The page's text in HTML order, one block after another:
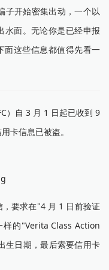
子开始密集出动，一个以
水面。无论你是已经申报
面这些信息都值得先看一
）自 3 月 1 日起已收到 9
卡信息已被盗。
要求在"4 月 1 日前验证
的"Verita Class Action
生日期，最后索要信用卡